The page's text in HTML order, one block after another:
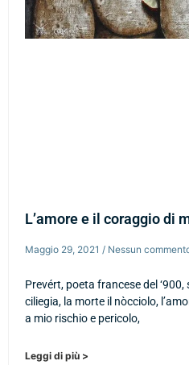
L’amore e il coraggio di
Maggio 29, 2021 Nessun
Prevért, poeta francese del ‘900,
ciliegia, la morte il nòcciolo,
a mio rischio e pericolo,
Leggi di più >